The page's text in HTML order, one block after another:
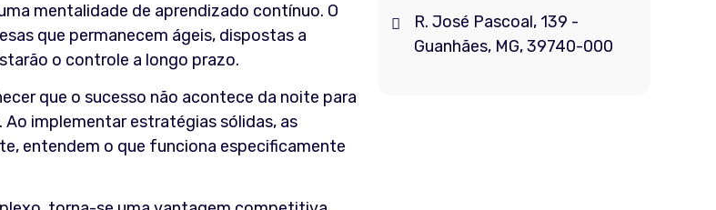
mentalidade de aprendizado contínuo. O
que permanecem ágeis, dispostas a
o controle a longo prazo.
que o sucesso não acontece da noite para
implementar estratégias sólidas, as
entendem o que funciona especificamente
R. José Pascoal, 139 -
Guanhães, MG, 39740-000